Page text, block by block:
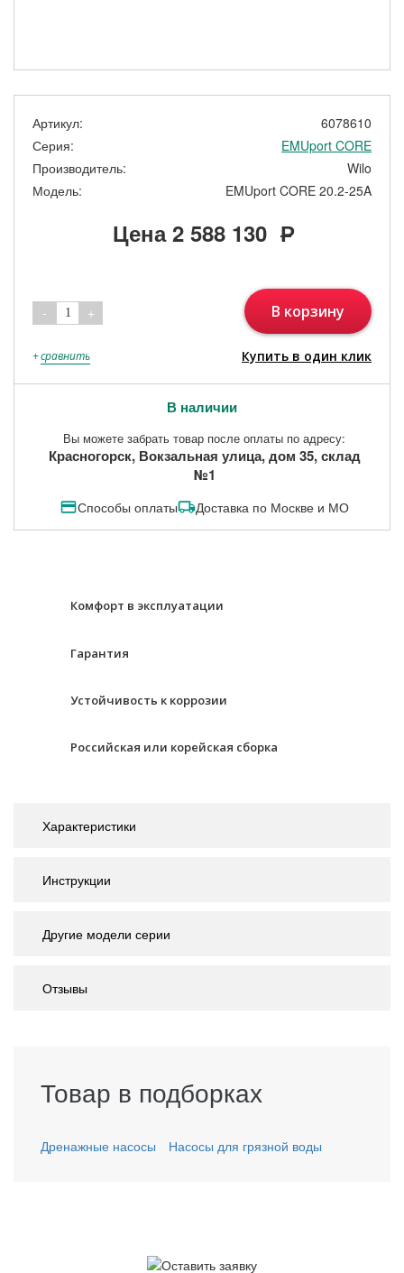
Артикул:
6078610
Серия:
EMUport CORE
Производитель:
Wilo
Модель:
EMUport CORE 20.2-25A
Цена 2 588 130 Р
- 1 + В корзину
+сравнить Купить в один клик
В наличии
Вы можете забрать товар после оплаты по адресу:
Красногорск, Вокзальная улица, дом 35, склад
№1
Способы оплаты Доставка по Москве и МО
Комфорт в эксплуатации
Гарантия
Устойчивость к коррозии
Российская или корейская сборка
Характеристики
Инструкции
Другие модели серии
Отзывы
Товар в подборках
Дренажные насосы Насосы для грязной воды